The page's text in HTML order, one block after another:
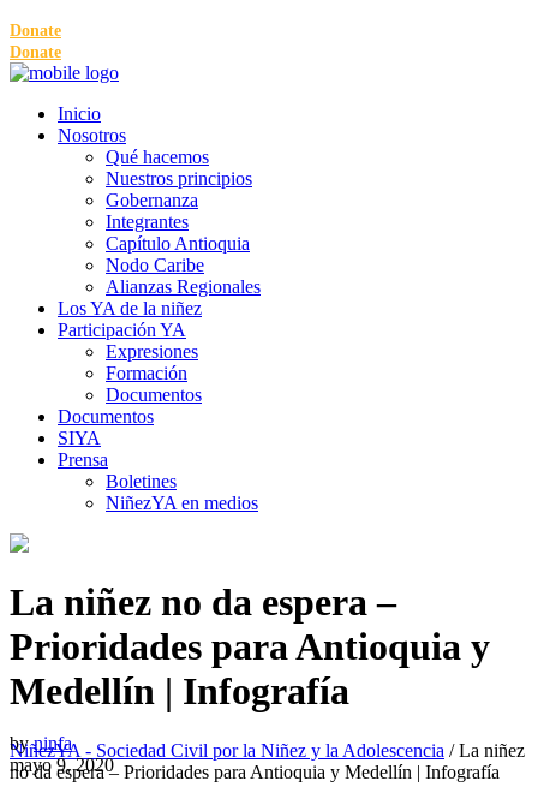
Donate
Donate
Inicio
Nosotros
Qué hacemos
Nuestros principios
Gobernanza
Integrantes
Capítulo Antioquia
Nodo Caribe
Alianzas Regionales
Los YA de la niñez
Participación YA
Expresiones
Formación
Documentos
Documentos
SIYA
Prensa
Boletines
NiñezYA en medios
La niñez no da espera –
Prioridades para Antioquia y
Medellín | Infografía
NiñezYA - Sociedad Civil por la Niñez y la Adolescencia /La niñez
no da espera – Prioridades para Antioquia y Medellín | Infografía
byninfa
mayo 9, 2020